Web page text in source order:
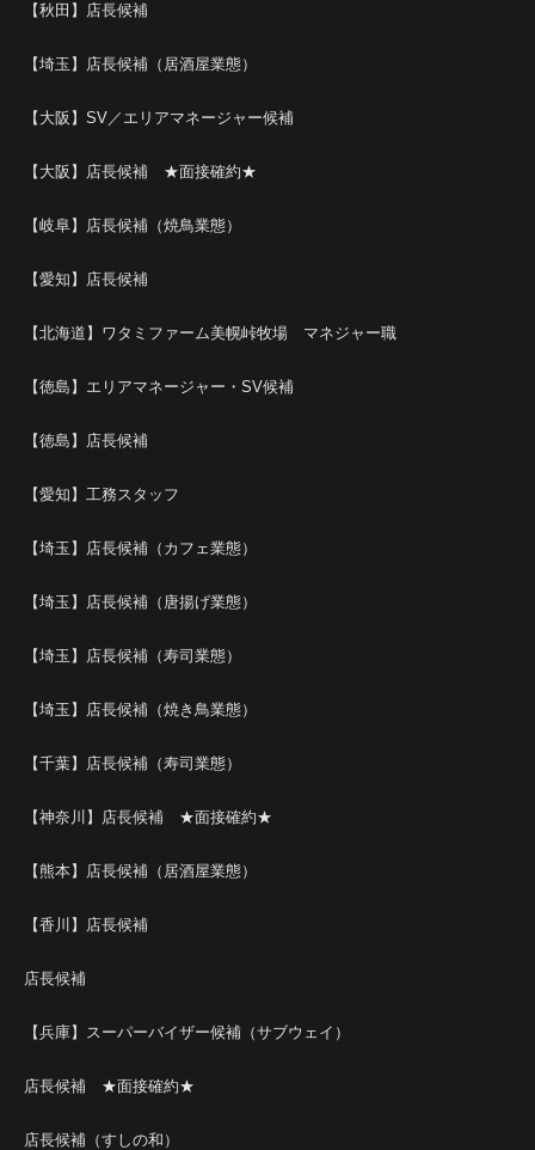
【秋田】店長候補
【埼玉】店長候補（居酒屋業態）
【大阪】SV／エリアマネージャー候補
【大阪】店長候補 ★面接確約★
【岐阜】店長候補（焼鳥業態）
【愛知】店長候補
【北海道】ワタミファーム美幌峠牧場 マネジャー職
【徳島】エリアマネージャー・SV候補
【徳島】店長候補
【愛知】工務スタッフ
【埼玉】店長候補（カフェ業態）
【埼玉】店長候補（唐揚げ業態）
【埼玉】店長候補（寿司業態）
【埼玉】店長候補（焼き鳥業態）
【千葉】店長候補（寿司業態）
【神奈川】店長候補 ★面接確約★
【熊本】店長候補（居酒屋業態）
【香川】店長候補
店長候補
【兵庫】スーパーバイザー候補（サブウェイ）
店長候補 ★面接確約★
店長候補（すしの和）